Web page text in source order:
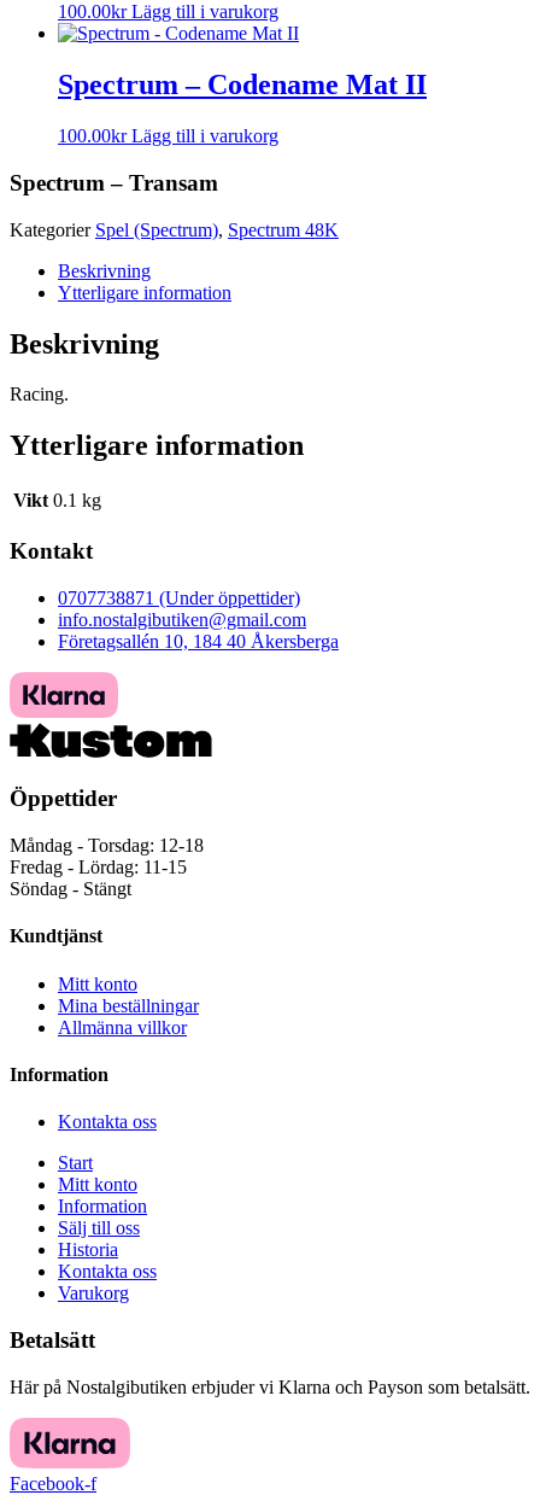
100.00kr Lägg till i varukorg
Spectrum – Codename Mat II
100.00kr Lägg till i varukorg
Spectrum – Transam
Kategorier Spel (Spectrum), Spectrum 48K
Beskrivning
Ytterligare information
Beskrivning
Racing.
Ytterligare information
Vikt 0.1 kg
Kontakt
0707738871 (Under öppettider)
info.nostalgibutiken@gmail.com
Företagsallén 10, 184 40 Åkersberga
Öppettider
Måndag - Torsdag: 12-18
Fredag - Lördag: 11-15
Söndag - Stängt
Kundtjänst
Mitt konto
Mina beställningar
Allmänna villkor
Information
Kontakta oss
Start
Mitt konto
Information
Sälj till oss
Historia
Kontakta oss
Varukorg
Betalsätt
Här på Nostalgibutiken erbjuder vi Klarna och Payson som betalsätt.
Facebook-f